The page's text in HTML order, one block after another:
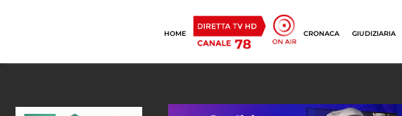
HOME CRONACA GIUDIZIARIA